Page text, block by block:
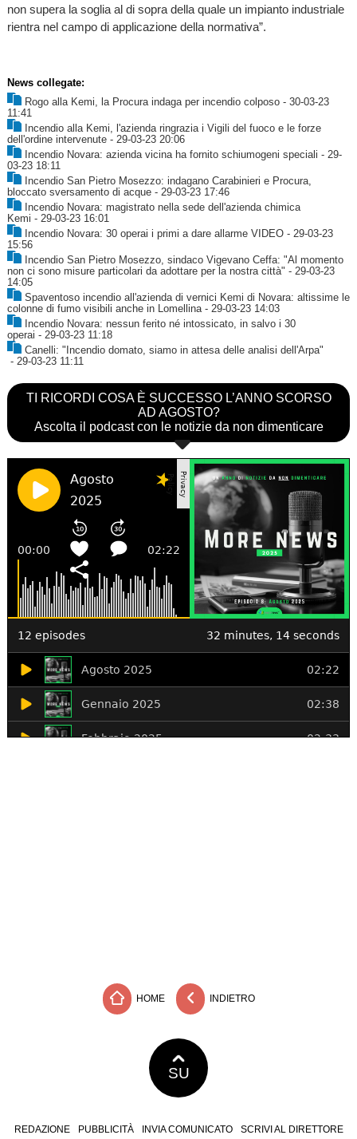
non supera la soglia al di sopra della quale un impianto industriale
rientra nel campo di applicazione della normativa”.
News collegate:
Rogo alla Kemi, la Procura indaga per incendio colposo- 30-03-23
11:41
Incendio alla Kemi, l'azienda ringrazia i Vigili del fuoco e le forze
dell'ordine intervenute- 29-03-23 20:06
Incendio Novara: azienda vicina ha fornito schiumogeni speciali - 29-
03-23 18:11
Incendio San Pietro Mosezzo: indagano Carabinieri e Procura,
bloccato sversamento di acque- 29-03-23 17:46
Incendio Novara: magistrato nella sede dell'azienda chimica
Kemi - 29-03-23 16:01
Incendio Novara: 30 operai i primi a dare allarme VIDEO- 29-03-23
15:56
Incendio San Pietro Mosezzo, sindaco Vigevano Ceffa: "Al momento
non ci sono misure particolari da adottare per la nostra città" - 29-03-23
14:05
Spaventoso incendio all'azienda di vernici Kemi di Novara: altissime le
colonne di fumo visibili anche in Lomellina- 29-03-23 14:03
Incendio Novara: nessun ferito né intossicato, in salvo i 30
operai - 29-03-23 11:18
Canelli: "Incendio domato, siamo in attesa delle analisi dell'Arpa"
- 29-03-23 11:11
TI RICORDI COSA È SUCCESSO L’ANNO SCORSO
AD AGOSTO?
Ascolta il podcast con le notizie da non dimenticare
HOME INDIETRO
SU
REDAZIONE PUBBLICITÀ INVIA COMUNICATO SCRIVI AL DIRETTORE